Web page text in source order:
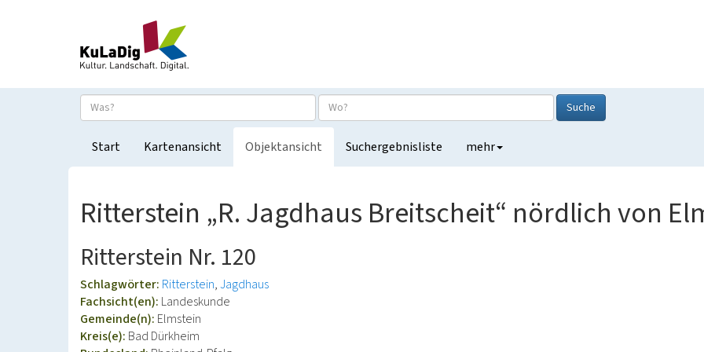
Suche
Start Kartenansicht Objektansicht Suchergebnisliste mehr
Ritterstein „R. Jagdhaus Breitscheit“ nördlich von
Ritterstein Nr. 120
Schlagwörter: Ritterstein Jagdhaus
Fachsicht(en): Landeskunde
Gemeinde(n): Elmstein
Kreis(e): Bad Dürkheim